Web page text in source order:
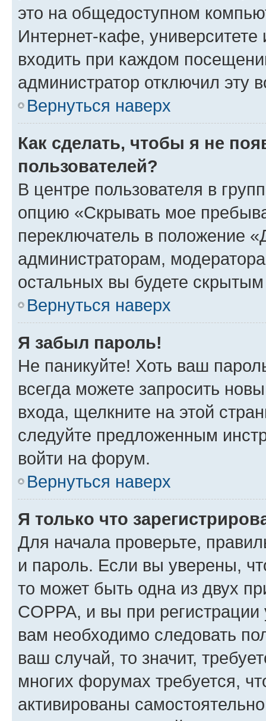
это на общедоступном
Интернет-кафе, университете
входить при каждом
администратор отключил эту
Вернуться наверх
Как сделать, чтобы я не
пользователей?
В центре пользователя в
опцию «Скрывать мое
переключатель в положение
администраторам,
остальных вы будете
Вернуться наверх
Я забыл пароль!
Не паникуйте! Хоть ваш
всегда можете запросить
входа, щелкните на этой
следуйте предложенным
войти на форум.
Вернуться наверх
Я только что
Для начала проверьте,
и пароль. Если вы уверены,
то может быть одна из двух
COPPA, и вы при
вам необходимо следовать
ваш случай, то значит,
многих форумах требуется,
активированы